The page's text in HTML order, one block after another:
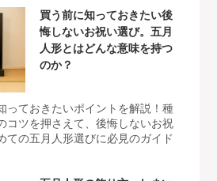
買う前に知っておきたい後
悔しないお祝い選び。五月
人形とはどんな意味を持つ
のか？
っておきたいポイントを解説！種
コツを押さえて、後悔しないお祝
ての五月人形選びに必見のガイド